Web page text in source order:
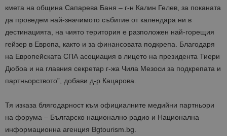
кмета на община Сапарева Баня – г-н Калин Гелев, за поканата
да проведем най-значимото събитие от календара ни в
дестинацията, на чиято територия е разположен най-горещия
гейзер в Европа, както и за финансовата подкрепа. Благодаря
на Европейската СПА асоциация в лицето на президента Тиери
Дюбоа и на главния секретар г-жа Чила Мезоси за подкрепата и
партньорството”, добави д-р Кацарова.
Тя изказа блягодарност към официалните медийни партньори
на форума – Българско национално радио и Национална
информационна агенция Bgtourism.bg.